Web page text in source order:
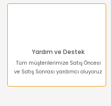
Yardım ve Destek
Tüm müşterilerimize Satış Öncesi
ve Satış Sonrası yardımcı oluyoruz